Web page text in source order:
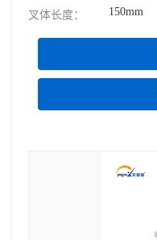
叉体长度：
150mm